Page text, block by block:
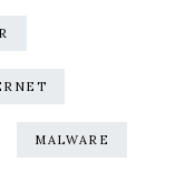
MALWARE